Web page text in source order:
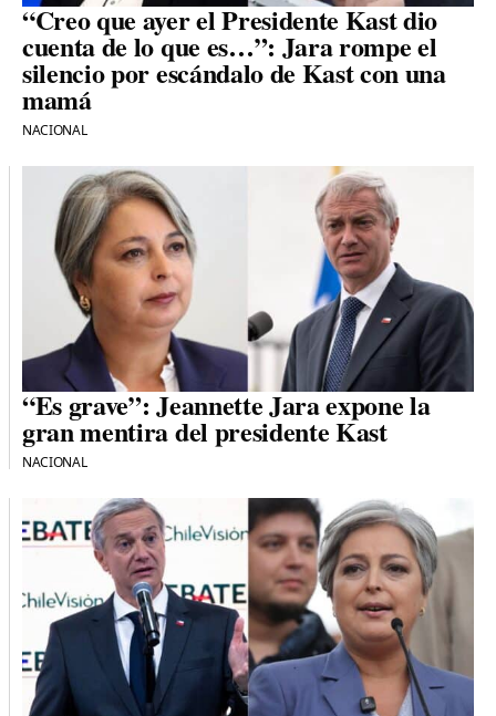
“Creo que ayer el Presidente Kast dio
cuenta de lo que es…”: Jara rompe el
silencio por escándalo de Kast con una
mamá
NACIONAL
“Es grave”: Jeannette Jara expone la
gran mentira del presidente Kast
NACIONAL